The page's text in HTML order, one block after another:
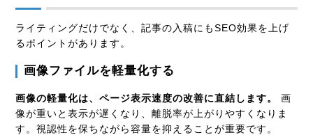
ライティングだけでなく、記事の入稿にもSEO効果を上げ
るポイントがあります。
画像ファイルを軽量化する
画像の軽量化は、ページ表示速度の改善に直結します。
画
像が重いと表示が遅くなり、離脱率が上がりやすくなりま
す。視認性を保ちながら容量を抑えることが重要です。